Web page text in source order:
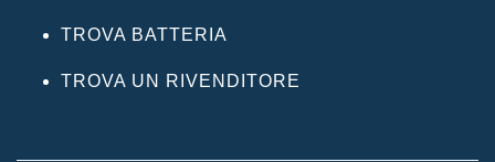
TROVA BATTERIA
TROVA UN RIVENDITORE